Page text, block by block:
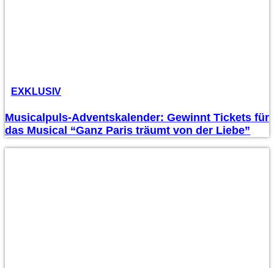
EXKLUSIV
Musicalpuls-Adventskalender: Gewinnt Tickets für
das Musical “Ganz Paris träumt von der Liebe”